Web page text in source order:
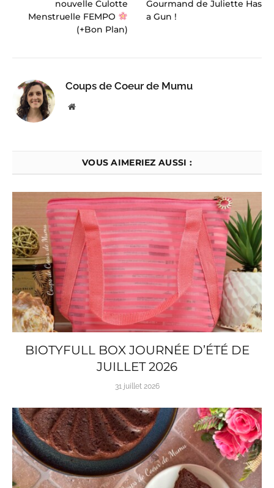
nouvelle Culotte
Menstruelle FEMPO
(+Bon Plan)
Gourmand de Juliette Has
a Gun !
Coups de Coeur de Mumu
Website
VOUS AIMERIEZ AUSSI :
BIOTYFULL BOX JOURNÉE D’ÉTÉ DE
JUILLET 2026
31 juillet 2026